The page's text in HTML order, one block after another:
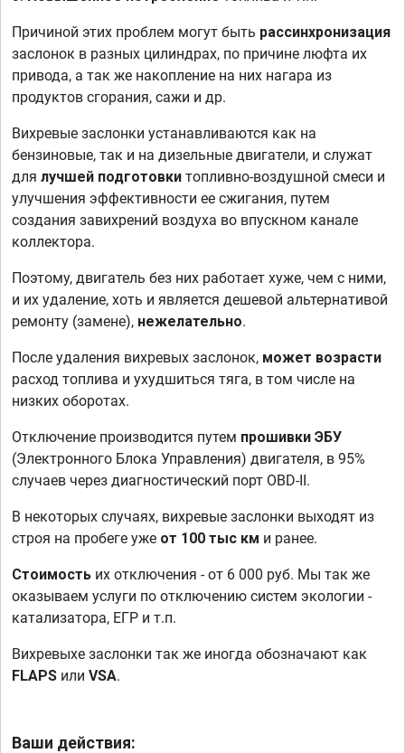
Причиной этих проблем могут быть рассинхронизация
заслонок в разных цилиндрах, по причине люфта их
привода, а так же накопление на них нагара из
продуктов сгорания, сажи и др.
Вихревые заслонки устанавливаются как на
бензиновые, так и на дизельные двигатели, и служат
для лучшей подготовки топливно-воздушной смеси и
улучшения эффективности ее сжигания, путем
создания завихрений воздуха во впускном канале
коллектора.
Поэтому, двигатель без них работает хуже, чем с ними,
и их удаление, хоть и является дешевой альтернативой
ремонту (замене), нежелательно.
После удаления вихревых заслонок, может возрасти
расход топлива и ухудшиться тяга, в том числе на
низких оборотах.
Отключение производится путем прошивки ЭБУ
(Электронного Блока Управления) двигателя, в 95%
случаев через диагностический порт OBD-II.
В некоторых случаях, вихревые заслонки выходят из
строя на пробеге уже от 100 тыс км и ранее.
Стоимость их отключения - от 6 000 руб. Мы так же
оказываем услуги по отключению систем экологии -
катализатора, ЕГР и т.п.
Вихревыхе заслонки так же иногда обозначают как
FLAPS или VSA.
Ваши действия: